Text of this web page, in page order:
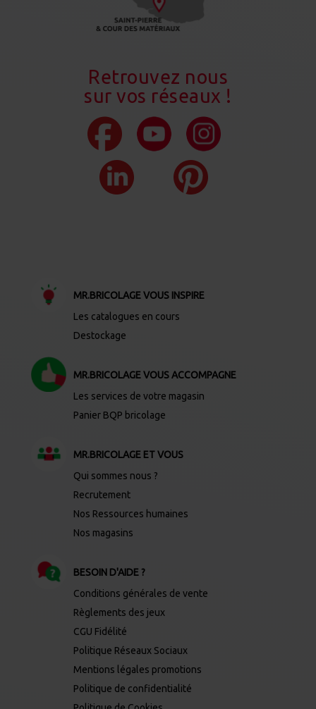
Retrouvez nous
sur vos réseaux !
MR.BRICOLAGE VOUS INSPIRE
Les catalogues en cours
Destockage
MR.BRICOLAGE VOUS ACCOMPAGNE
Les services de votre magasin
Panier BQP bricolage
MR.BRICOLAGE ET VOUS
Qui sommes nous ?
Recrutement
Nos Ressources humaines
Nos magasins
BESOIN D'AIDE ?
Conditions générales de vente
Règlements des jeux
CGU Fidélité
Politique Réseaux Sociaux
Mentions légales promotions
Politique de confidentialité